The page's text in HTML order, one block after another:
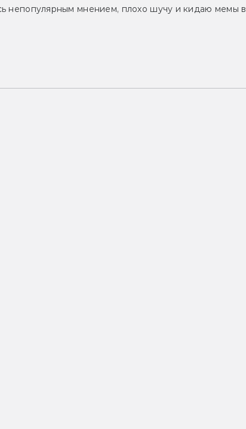
непопулярным мнением, плохо шучу и кидаю мемы в